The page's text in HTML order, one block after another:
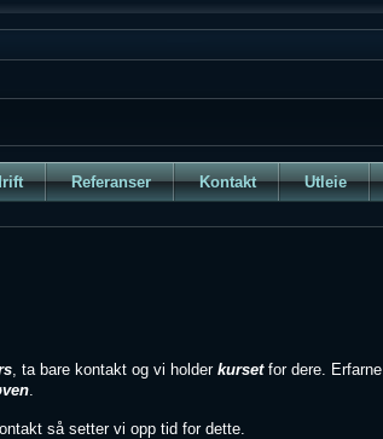
Referanser Kontakt Utleie
, ta bare kontakt og vi holder kursetfor dere. Erfarne
.
så setter vi opp tid for dette.